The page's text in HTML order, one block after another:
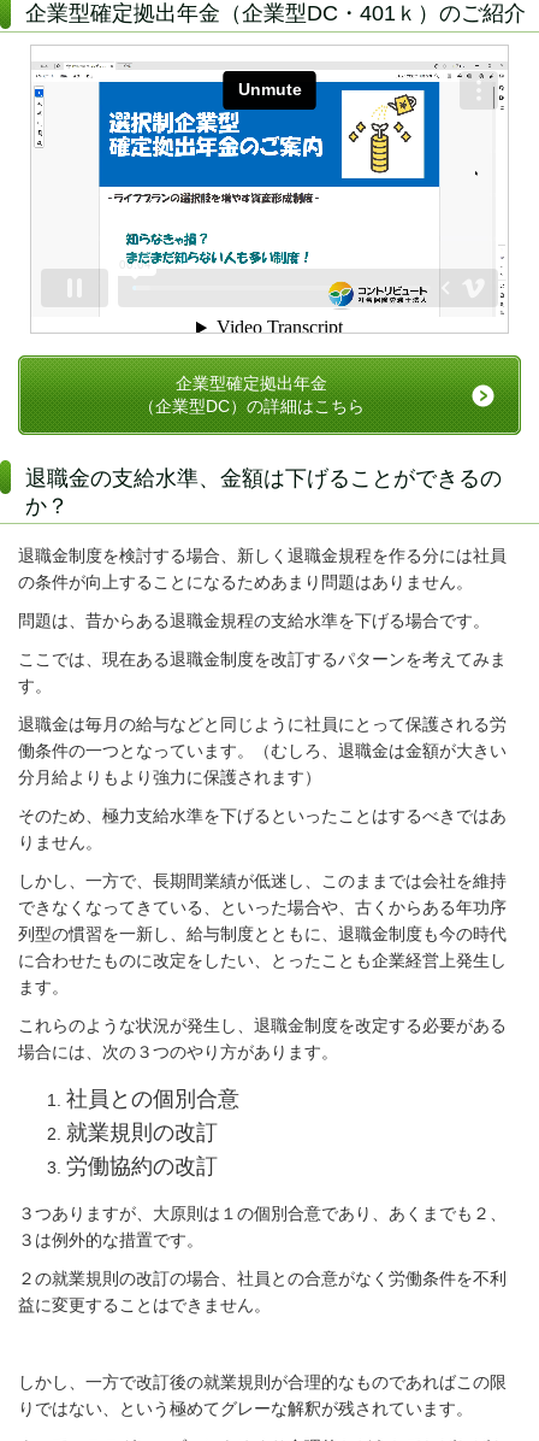
企業型確定拠出年金（企業型DC・401ｋ）のご紹介
企業型確定拠出年金
（企業型DC）の詳細はこちら
退職金の支給水準、金額は下げることができるの
か？
退職金制度を検討する場合、新しく退職金規程を作る分には社員
の条件が向上することになるためあまり問題はありません。
問題は、昔からある退職金規程の支給水準を下げる場合です。
ここでは、現在ある退職金制度を改訂するパターンを考えてみま
す。
退職金は毎月の給与などと同じように社員にとって保護される労
働条件の一つとなっています。（むしろ、退職金は金額が大きい
分月給よりもより強力に保護されます）
そのため、極力支給水準を下げるといったことはするべきではあ
りません。
しかし、一方で、長期間業績が低迷し、このままでは会社を維持
できなくなってきている、といった場合や、古くからある年功序
列型の慣習を一新し、給与制度とともに、退職金制度も今の時代
に合わせたものに改定をしたい、とったことも企業経営上発生し
ます。
これらのような状況が発生し、退職金制度を改定する必要がある
場合には、次の３つのやり方があります。
社員との個別合意
就業規則の改訂
労働協約の改訂
３つありますが、大原則は１の個別合意であり、あくまでも２、
３は例外的な措置です。
２の就業規則の改訂の場合、社員との合意がなく労働条件を不利
益に変更することはできません。
しかし、一方で改訂後の就業規則が合理的なものであればこの限
りではない、という極めてグレーな解釈が残されています。